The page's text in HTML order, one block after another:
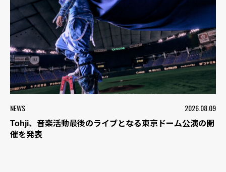
NEWS 2026.08.09
Tohji、音楽活動最後のライブとなる東京ドーム公演の開
催を発表